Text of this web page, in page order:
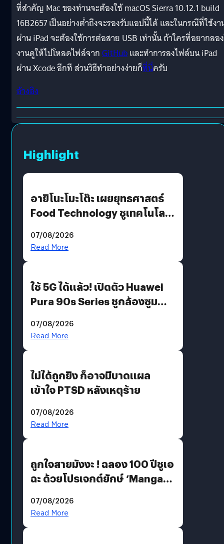
ที่สำคัญ Mac ของท่านจะต้องใช้ macOS Sierra 10.12.1 build
16B2657 เป็นอย่างต่ำถึงจะรองรับแอปนี้ได้ และในกรณีที่ใช้งา
ผ่าน iPad จะต้องใช้การต่อสาย USB เท่านั้น ถ้าใครที่อยากลอ
งานดูให้ไปโหลดไฟล์จากGitHubและทำการลงไฟล์บน iPad
ผ่าน Xcode อีกที ส่วนวิธีทำอย่างง่ายก็ที่นี่ครับ
อ้างอิง
Highlight
อายิโนะโมะโต๊ะ เผยยุทธศาสตร์
Food Technology ชูเทคโนโลยี
บริโภคและ B2B
07/08/2026
Read More
ใช้ 5G ได้แล้ว! เปิดตัว Huawei
Pura 90s Series ชูกล้องซูม
07/08/2026
Read More
ไม่ได้ถูกยิง ก็อาจมีบาดแผล
เข้าใจ PTSD หลังเหตุร้าย
07/08/2026
Read More
ถูกใจสายมังงะ ! ฉลอง 100 ปีชูเอ
ฉะ ด้วยโปรเจกต์ยักษ์ ‘Manga
มีภาษาไทยด้วย
07/08/2026
Read More